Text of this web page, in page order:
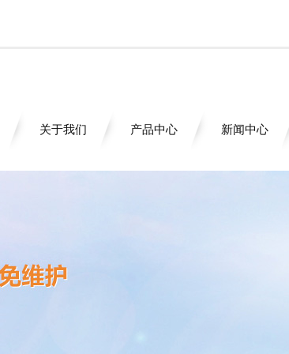
关于我们 产品中心 新闻中心